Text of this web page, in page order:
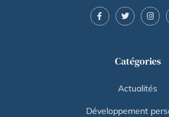
Catégories
Actualités
Développement